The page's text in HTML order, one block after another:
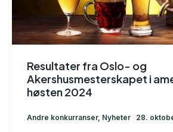
Resultater fra Oslo- og
Akershusmesterskapet i
høsten 2024
Andre konkurranser, Nyheter 28.